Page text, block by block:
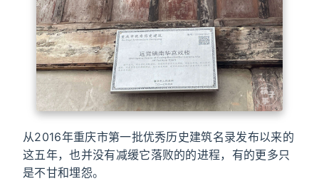
从2016年重庆市第一批优秀历史建筑名录发布以来的
这五年，也并没有减缓它落败的的进程，有的更多只
是不甘和埋怨。